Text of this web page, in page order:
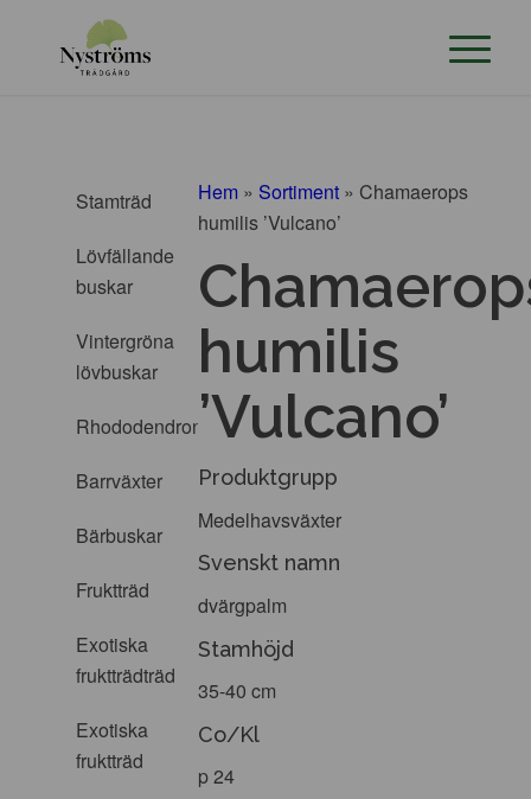
Stamträd
Lövfällande
buskar
Vintergröna
lövbuskar
Rhododendron
Barrväxter
Bärbuskar
Fruktträd
Exotiska
fruktträdträd
Exotiska
fruktträd
Hem » Sortiment » Chamaerops
humilis ’Vulcano’
humilis
’Vulcano’
Produktgrupp
Medelhavsväxter
Svenskt namn
dvärgpalm
Stamhöjd
35-40 cm
Co/Kl
p 24